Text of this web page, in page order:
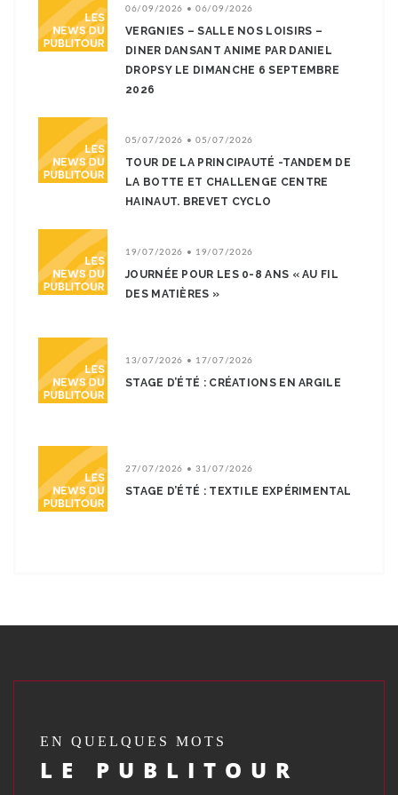
06/09/2026 • 06/09/2026
VERGNIES – SALLE NOS LOISIRS –
DINER DANSANT ANIME PAR DANIEL
DROPSY LE DIMANCHE 6 SEPTEMBRE
2026
05/07/2026 • 05/07/2026
TOUR DE LA PRINCIPAUTÉ -TANDEM DE
LA BOTTE ET CHALLENGE CENTRE
HAINAUT. BREVET CYCLO
19/07/2026 • 19/07/2026
JOURNÉE POUR LES 0-8 ANS « AU FIL
DES MATIÈRES »
13/07/2026 • 17/07/2026
STAGE D’ÉTÉ : CRÉATIONS EN ARGILE
27/07/2026 • 31/07/2026
STAGE D’ÉTÉ : TEXTILE EXPÉRIMENTAL
EN QUELQUES MOTS
LE PUBLITOUR